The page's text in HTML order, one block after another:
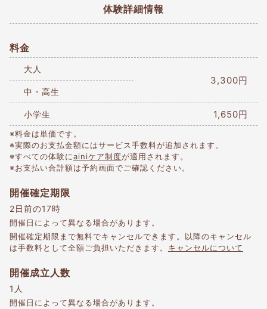
体験詳細情報
料金
大人
中・高生
3,300円
小学生 1,650円
※料金は単価です。
※実際のお支払金額にはサービス手数料が追加されます。
※すべての体験にainiケア制度が適用されます。
※お支払い合計額は予約画面でご確認ください。
開催確定期限
2日前の17時
開催日によって異なる場合があります。
開催確定期限まで無料でキャンセルできます。以降のキャンセル
は手数料として全額ご負担いただきます。 キャンセルについて
開催成立人数
1人
開催日によって異なる場合があります。